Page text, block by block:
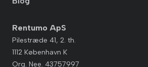
Rentumo ApS
Pilestræde 41, 2. th.
1112 København K
Org. Nee. 43757997